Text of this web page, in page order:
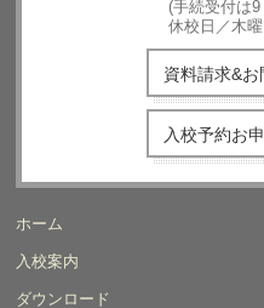
(手続受付は9
休校日／木
資料請求&
入校予約お
ホーム
入校案内
ダウンロード